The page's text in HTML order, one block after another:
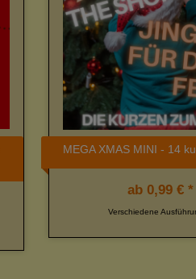
MEGA XMAS MINI - 14
ab 0,99 € *
Verschiedene